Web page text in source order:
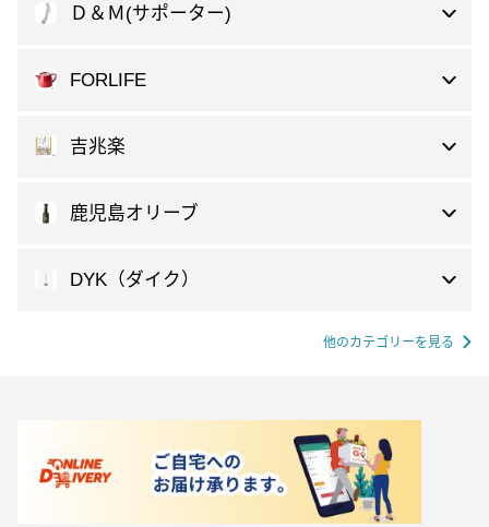
Ｄ＆Ｍ(サポーター)
FORLIFE
吉兆楽
鹿児島オリーブ
DYK（ダイク）
他のカテゴリーを見る